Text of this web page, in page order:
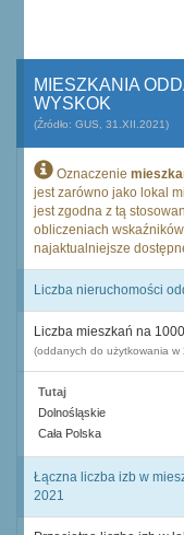
MIESZKANIA
WYSKOK
(Źródło: GUS, 31.XII.2021)
Oznaczenie
jest zarówno jako lokal
jest zgodna z tą
obliczeniach
najaktualniejsze
Liczba nieruchomości
Liczba mieszkań na
(oddanych do użytkowania w
Tutaj
Dolnośląskie
Cała Polska
Łączna liczba izb w
2021